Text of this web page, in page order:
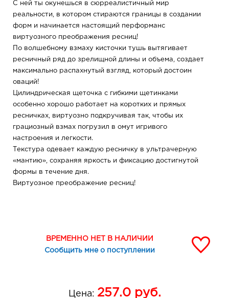
С ней ты окунешься в сюрреалистичный мир
реальности, в котором стираются границы в создании
форм и начинается настоящий перформанс
виртуозного преображения ресниц!
По волшебному взмаху кисточки тушь вытягивает
ресничный ряд до зрелищной длины и объема, создает
максимально распахнутый взгляд, который достоин
оваций!
Цилиндрическая щеточка с гибкими щетинками
особенно хорошо работает на коротких и прямых
ресничках, виртуозно подкручивая так, чтобы их
грациозный взмах погрузил в омут игривого
настроения и легкости.
Текстура одевает каждую ресничку в ультрачерную
«мантию», сохраняя яркость и фиксацию достигнутой
формы в течение дня.
Виртуозное преображение ресниц!
ВРЕМЕННО НЕТ В НАЛИЧИИ
Сообщить мне о поступлении
Цена: 257.0руб.